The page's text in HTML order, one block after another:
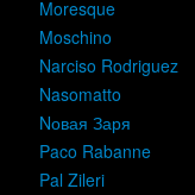
Moresque
Moschino
Narciso Rodriguez
Nasomatto
Nовая Заря
Paco Rabanne
Pal Zileri